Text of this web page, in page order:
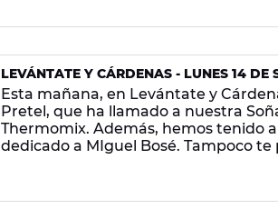
LEVÁNTATE Y CÁRDENAS - LUNES 14 DE
Esta mañana, en Levántate y
Pretel, que ha llamado a nuestra
Thermomix. Además, hemos tenido
dedicado a MIguel Bosé. Tampoco